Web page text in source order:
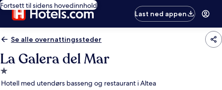
Fortsett til sidens hovedinnhold
Last ned appen
Se alle overnattingssteder
La Galera del Mar
Overnattingssted
med
Hotell med utendørs basseng og restaurant i Altea